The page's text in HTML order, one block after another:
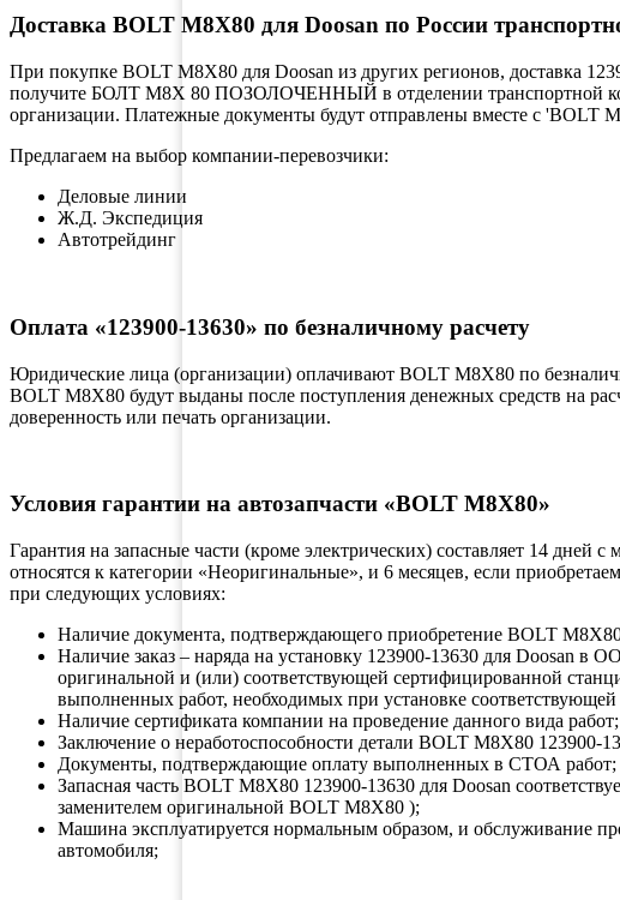
Доставка BOLT M8X80 для Doosan по России
При покупке BOLT M8X80 для Doosan из других регионов, доставка
получите БОЛТ M8X 80 ПОЗОЛОЧЕННЫЙ в отделении транспортной
организации. Платежные документы будут отправлены вместе с 'BOLT
Предлагаем на выбор компании-перевозчики:
Деловые линии
Ж.Д. Экспедиция
Автотрейдинг
Оплата «123900-13630» по безналичному расчету
Юридические лица (организации) оплачивают BOLT M8X80 по
BOLT M8X80 будут выданы после поступления денежных средств на
доверенность или печать организации.
Условия гарантии на автозапчасти «BOLT M8X80»
Гарантия на запасные части (кроме электрических) составляет 14 дней
относятся к категории «Неоригинальные», и 6 месяцев, если
при следующих условиях:
Наличие документа, подтверждающего приобретение BOLT
Наличие заказ – наряда на установку 123900-13630 для Doosan
оригинальной и (или) соответствующей сертифицированной
выполненных работ, необходимых при установке соответствующей
Наличие сертификата компании на проведение данного вида работ;
Заключение о неработоспособности детали BOLT M8X80 123900-
Документы, подтверждающие оплату выполненных в СТОА работ;
Запасная часть BOLT M8X80 123900-13630 для Doosan
заменителем оригинальной BOLT M8X80 );
Машина эксплуатируется нормальным образом, и обслуживание
автомобиля;